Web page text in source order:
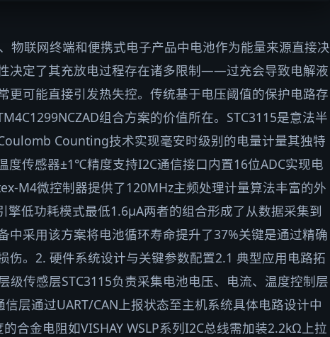
物联网终端和便携式电子产品中电池作为能量来源直接决
决定了其充放电过程存在诸多限制——过充会导致电解液
更可能直接引发热失控。传统基于电压阈值的保护电路存
组合方案的价值所在。STC3115是意法半
Counting技术实现毫安时级别的电量计量其独特
度传感器±1℃精度支持I2C通信接口内置16位ADC实现电
M4微控制器提供了120MHz主频处理计量算法丰富的外
擎低功耗模式最低1.6μA两者的组合形成了从数据采集到
中采用该方案将电池循环寿命提升了37%关键是通过精确
伤。2. 硬件系统设计与关键参数配置2.1 典型应用电路拓
级传感层STC3115负责采集电池电压、电流、温度控制层
层通过UART/CAN上报状态至主机系统具体电路设计中
合金电阻如VISHAY WSLP系列I2C总线需加装2.2kΩ上拉